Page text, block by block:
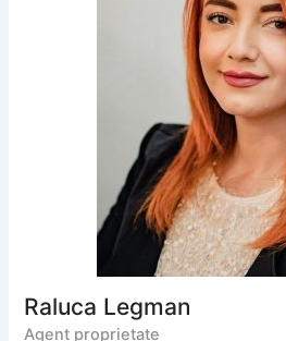
Raluca Legman
Agent proprietate